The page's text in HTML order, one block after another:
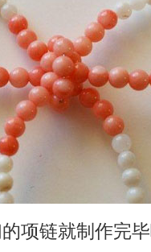
项链就制作完